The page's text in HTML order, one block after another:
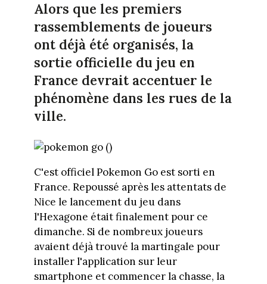
Alors que les premiers
rassemblements de joueurs
ont déjà été organisés, la
sortie officielle du jeu en
France devrait accentuer le
phénomène dans les rues de la
ville.
C'est officiel Pokemon Go est sorti en
France. Repoussé après les attentats de
Nice le lancement du jeu dans
l'Hexagone était finalement pour ce
dimanche. Si de nombreux joueurs
avaient déjà trouvé la martingale pour
installer l'application sur leur
smartphone et commencer la chasse, la